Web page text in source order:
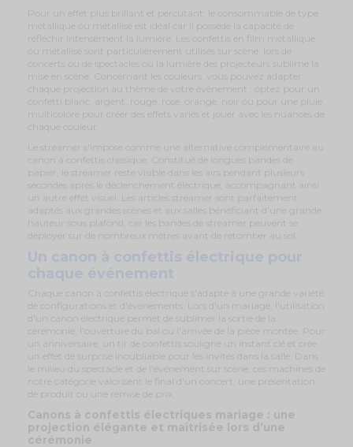
Pour un effet plus brillant et percutant, le consommable de type
métallique ou métallisé est idéal car il possède la capacité de
réfléchir intensément la lumière. Les confettis en film métallique
ou métallisé sont particulièrement utilisés sur scène, lors de
concerts ou de spectacles où la lumière des projecteurs sublime la
mise en scène. Concernant les couleurs, vous pouvez adapter
chaque projection au thème de votre événement : optez pour un
confetti blanc, argent, rouge, rose, orange, noir ou pour une pluie
multicolore pour créer des effets variés et jouer avec les nuances de
chaque couleur.
Le streamer s'impose comme une alternative complémentaire au
canon à confettis classique. Constitué de longues bandes de
papier, le streamer reste visible dans les airs pendant plusieurs
secondes après le déclenchement électrique, accompagnant ainsi
un autre effet visuel. Les articles streamer sont parfaitement
adaptés aux grandes scènes et aux salles bénéficiant d'une grande
hauteur sous plafond, car les bandes de streamer peuvent se
déployer sur de nombreux mètres avant de retomber au sol.
Un canon à confettis électrique pour
chaque événement
Chaque canon à confettis électrique s'adapte à une grande variété
de configurations et d'événements. Lors d'un mariage, l'utilisation
d'un canon électrique permet de sublimer la sortie de la
cérémonie, l'ouverture du bal ou l'arrivée de la pièce montée. Pour
un anniversaire, un tir de confettis souligne un instant clé et crée
un effet de surprise inoubliable pour les invités dans la salle. Dans
le milieu du spectacle et de l'événement sur scène, ces machines de
notre catégorie valorisent le final d'un concert, une présentation
de produit ou une remise de prix.
Canons à confettis électriques mariage : une
projection élégante et maîtrisée lors d’une
cérémonie